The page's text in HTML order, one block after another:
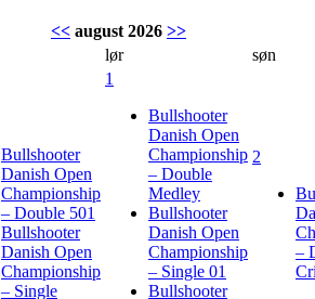
<< august 2026 >>
lør søn
Bullshooter
Danish Open
Championship
– Double 501
Bullshooter
Danish Open
Championship
– Single
1
Bullshooter
Danish Open
Championship
– Double
Medley
Bullshooter
Danish Open
Championship
– Single 01
Bullshooter
2
–